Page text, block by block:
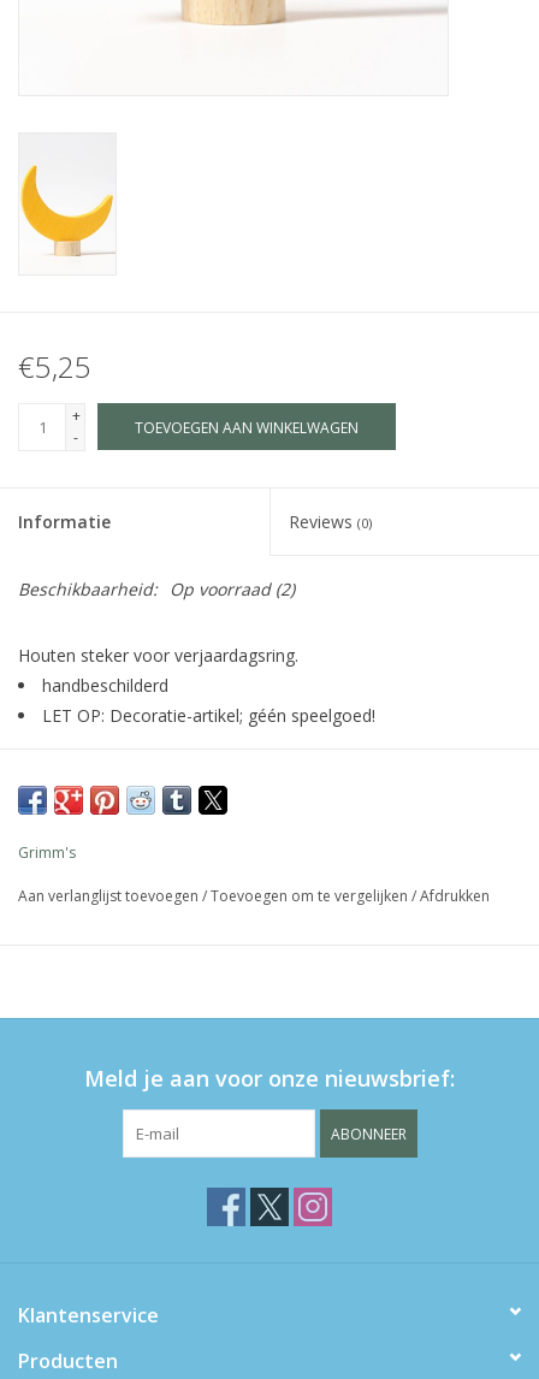
€5,25
+
-
TOEVOEGEN AAN WINKELWAGEN
Informatie Reviews (0)
Beschikbaarheid: Op voorraad(2)
Houten steker voor verjaardagsring.
handbeschilderd
LET OP: Decoratie-artikel; géén speelgoed!
Grimm's
Aan verlanglijst toevoegen /Toevoegen om te vergelijken /Afdrukken
Meld je aan voor onze nieuwsbrief:
ABONNEER
Klantenservice
Producten